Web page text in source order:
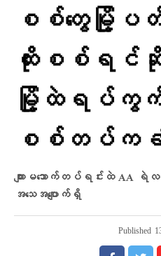
စစ်တွေမြို့
ထိုးစစ်ရင်
မြို့ထဲရပ်ကွက်
စစ်တပ်ကခံ
ကျားမသောက်တပ်ရင်းထဲ AA ရဲ
အသေအပျောက်ရှိ
Published